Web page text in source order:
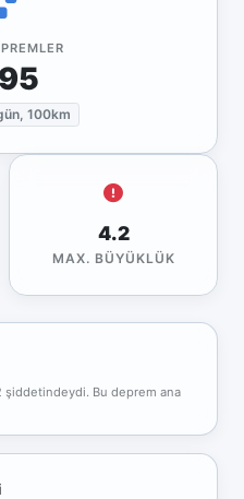
100km
4.2
MAX. BÜYÜKLÜK
şiddetindeydi. Bu deprem ana